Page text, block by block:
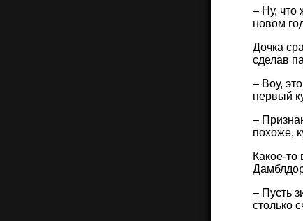
– Ну, что
новом
Дочка
сделав
– Воу,
первый
–
похоже,
Какое-
– Пусть
столько